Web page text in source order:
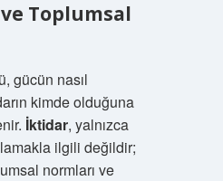
Toplumsal
gücün nasıl
kimde olduğuna
İktidar, yalnızca
ilgili değildir;
normları ve